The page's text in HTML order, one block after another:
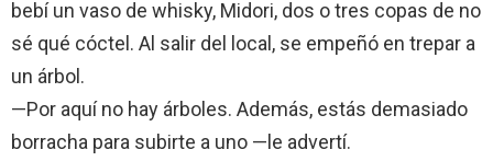
bebí un vaso de whisky, Midori, dos o tres copas de no
sé qué cóctel. Al salir del local, se empeñó en trepar a
un árbol.
—Por aquí no hay árboles. Además, estás demasiado
borracha para subirte a uno —le advertí.